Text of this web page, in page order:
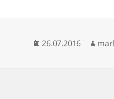
Objavljeno
26.07.2016